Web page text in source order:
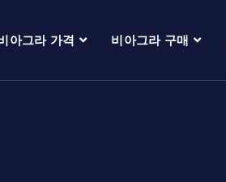
아그라 가격 비아그라 구매